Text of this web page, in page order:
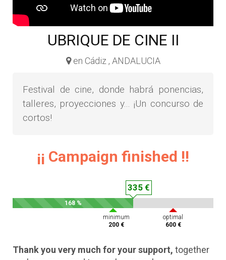
UBRIQUE DE CINE II
en Cádiz , ANDALUCIA
Festival de cine, donde habrá ponencias,
talleres, proyecciones y... ¡Un concurso de
cortos!
¡¡ Campaign finished !!
335 €
168 %
minimum
200 €
optimal
600 €
Thank you very much for your support, together